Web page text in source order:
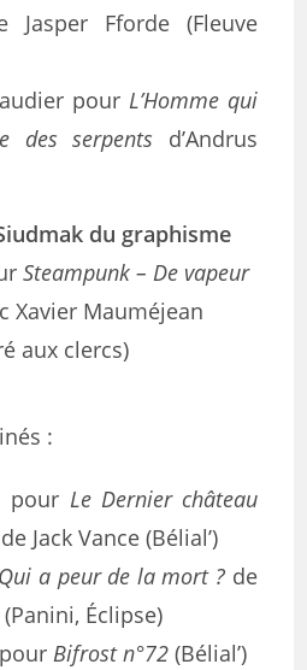
Fforde (Fleuve
pour L’Homme qui
des serpents d’Andrus
du graphisme
Steampunk – De vapeur
Xavier Mauméjean
aux clercs)
:
pour Le Dernier château
de Jack Vance (Bélial’)
Qui a peur de la mort ? de
Éclipse)
pourBifrost n°72 (Bélial’)